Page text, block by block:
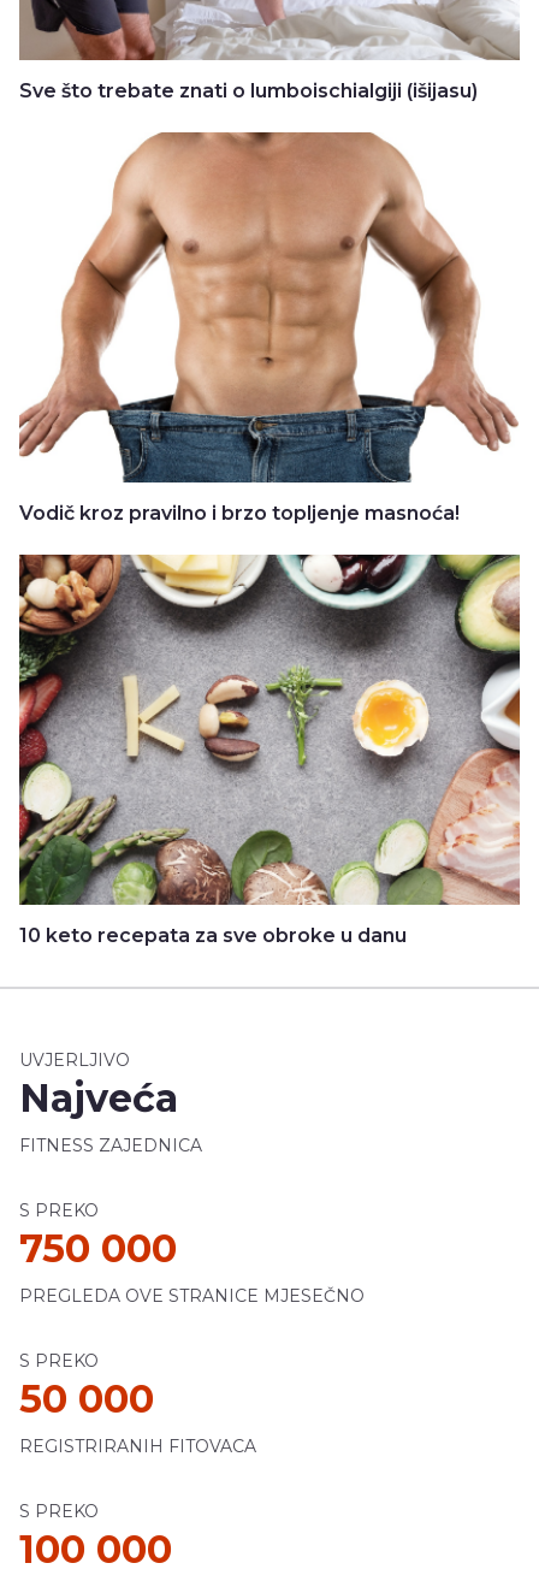
Sve što trebate znati o lumboischialgiji (išijasu)
Vodič kroz pravilno i brzo topljenje masnoća!
10 keto recepata za sve obroke u danu
UVJERLJIVO
Najveća
FITNESS ZAJEDNICA
S PREKO
750 000
PREGLEDA OVE STRANICE MJESEČNO
S PREKO
50 000
REGISTRIRANIH FITOVACA
S PREKO
100 000